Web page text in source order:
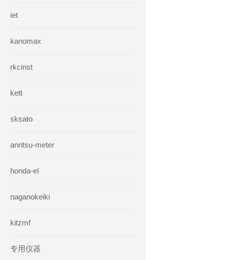
iet
kanomax
rkcinst
kett
sksato
anritsu-meter
honda-el
naganokeiki
kitzmf
专用仪器